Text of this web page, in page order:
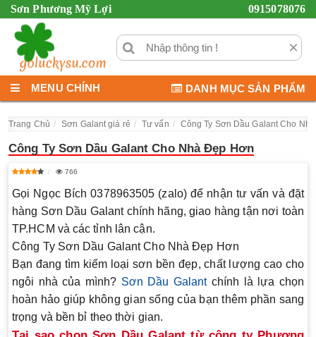
Sơn Phương Mỹ Lợi 0915078076
×
MENU CHÍNH DANH MỤC SẢN PHẨM
Trang Chủ Sơn Galant giá rẻ Tư vấn Công Ty Sơn Dầu Galant Cho
Công Ty Sơn Dầu Galant Cho Nhà Đẹp Hơn
766
Gọi Ngọc Bích 0378963505 (zalo) để nhận tư vấn và đặt
hàng Sơn Dầu Galant chính hãng, giao hàng tận nơi toàn
TP.HCM và các tỉnh lân cận.
Công Ty Sơn Dầu Galant Cho Nhà Đẹp Hơn
Bạn đang tìm kiếm loại sơn bền đẹp, chất lượng cao cho
ngôi nhà của mình? Sơn Dầu Galantchính là lựa chọn
hoàn hảo giúp không gian sống của bạn thêm phần sang
trọng và bền bỉ theo thời gian.